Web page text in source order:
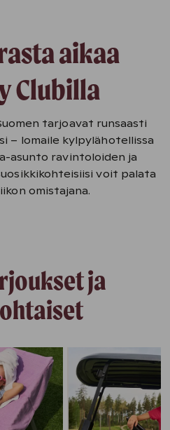
aikaa
Clubilla
tarjoavat runsaasti
– lomaile kylpylähotellissa
asunto ravintoloiden ja
voit palata
omistajana.
ja